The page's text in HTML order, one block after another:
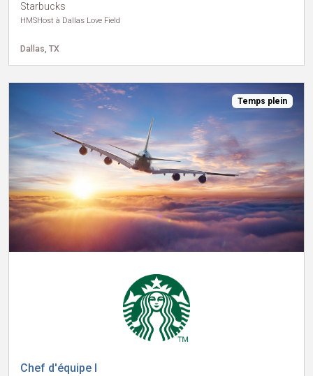
Starbucks
HMSHost à Dallas Love Field
Dallas, TX
Temps plein
Chef d'équipe I